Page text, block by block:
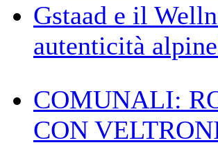
Gstaad e il
autenticità
COMUNALI:
CON